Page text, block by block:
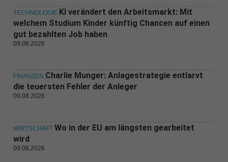
TECHNOLOGIE KI verändert den Arbeitsmarkt: Mit
welchem Studium Kinder künftig Chancen auf einen
gut bezahlten Job haben
09.08.2026
FINANZEN Charlie Munger: Anlagestrategie entlarvt
die teuersten Fehler der Anleger
09.08.2026
WIRTSCHAFT Wo in der EU am längsten gearbeitet
wird
09.08.2026